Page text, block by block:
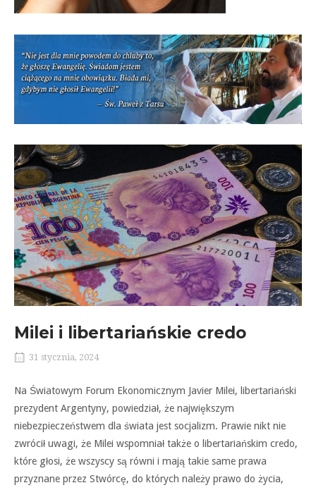
Milei i libertariańskie credo
31 stycznia, 2024
Na Światowym Forum Ekonomicznym Javier Milei, libertariański
prezydent Argentyny, powiedział, że największym
niebezpieczeństwem dla świata jest socjalizm. Prawie nikt nie
zwrócił uwagi, że Milei wspomniał także o libertariańskim credo,
które głosi, że wszyscy są równi i mają takie same prawa
przyznane przez Stwórcę, do których należy prawo do życia,